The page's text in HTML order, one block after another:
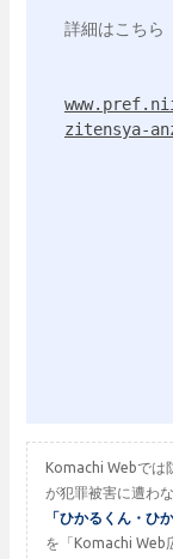
詳細はこちら
zitensya-
Komachi Webでは
が犯罪被害に遭わ
「ひかるくん・ひ
を「Komachi Web